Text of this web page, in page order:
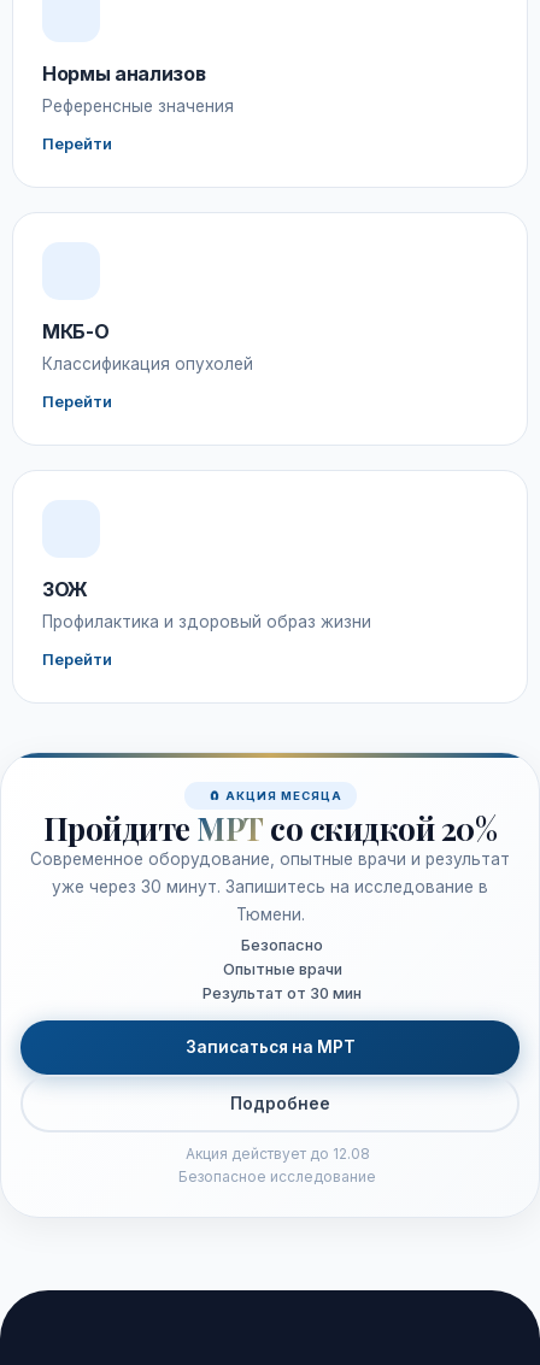
Нормы анализов
Референсные значения
Перейти
МКБ-О
Классификация опухолей
Перейти
ЗОЖ
Профилактика и здоровый образ жизни
Перейти
🧲 АКЦИЯ МЕСЯЦА
Пройдите МРТ со скидкой 20%
Современное оборудование, опытные врачи и результат
уже через 30 минут. Запишитесь на исследование в
Тюмени.
Безопасно
Опытные врачи
Результат от 30 мин
Записаться на МРТ
Подробнее
Акция действует до 12.08
Безопасное исследование